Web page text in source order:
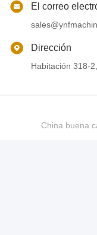
El correo
Dirección
Habitación 318-
China buena